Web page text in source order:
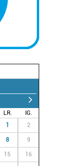
LR.
IG.
1 2
8 9
15 16